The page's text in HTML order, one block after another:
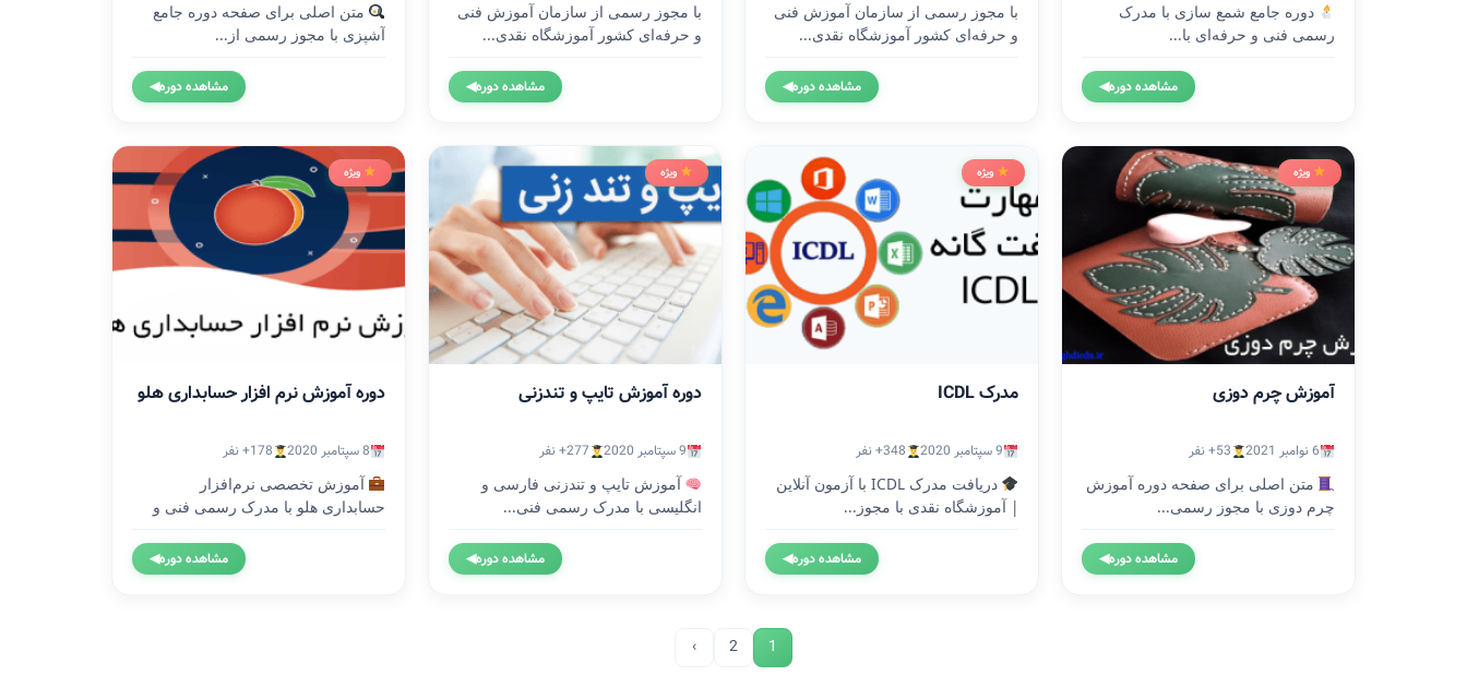
دوره جامع شمع سازی با مدرک
رسمی فنی و حرفه‌ای با...
مشاهده دوره◀
با مجوز رسمی از سازمان آموزش فنی
و حرفه‌ای کشور آموزشگاه نقدی...
مشاهده دوره◀
با مجوز رسمی از سازمان آموزش فنی
و حرفه‌ای کشور آموزشگاه نقدی...
مشاهده دوره◀
متن اصلی برای صفحه دوره جامع
آشپزی با مجوز رسمی از...
مشاهده دوره◀
ویژه
آموزش چرم دوزی
6 نوامبر 2021
53+ نفر
متن اصلی برای صفحه دوره آموزش
چرم دوزی با مجوز رسمی...
مشاهده دوره◀
ویژه
مدرک ICDL
9 سپتامبر 2020
348+ نفر
دریافت مدرک ICDL با آزمون آنلاین
| آموزشگاه نقدی با مجوز...
مشاهده دوره◀
ویژه
دوره آموزش تایپ و تندزنی
9 سپتامبر 2020
277+ نفر
آموزش تایپ و تندزنی فارسی و
انگلیسی با مدرک رسمی فنی...
مشاهده دوره◀
ویژه
دوره آموزش نرم افزار حسابداری هلو
8 سپتامبر 2020
178+ نفر
آموزش تخصصی نرم‌افزار
حسابداری هلو با مدرک رسمی فنی و
مشاهده دوره◀
1
2
›